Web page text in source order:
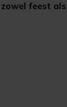
feest als